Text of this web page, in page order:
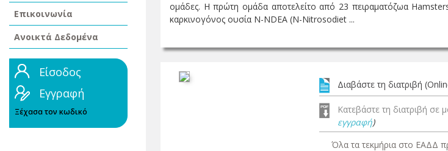
Επικοινωνία
Ανοικτά Δεδομένα
Είσοδος
Εγγραφή
Ξέχασα τον κωδικό
ομάδες. Η πρώτη ομάδα αποτελείτο από 23 πειραματόζωα
καρκινογόνος ουσία N-NDEA (Ν-Nitrosodiet ...
Διαβάστε τη διατριβή
Κατεβάστε τη διατριβή
εγγραφή)
Όλα τα τεκμήρια στο ΕΑΔΔ